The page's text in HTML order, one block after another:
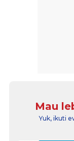
Mau
Yuk, ikuti